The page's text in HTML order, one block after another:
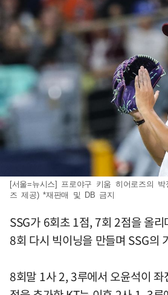
[서울=뉴시스] 프로야구 키움 히어로즈의
즈 제공) *재판매 및 DB 금지
SSG가 6회초 1점, 7회 2점을 올
8회 다시 빅이닝을 만들며 SSG의
8회말 1사 2, 3루에서 오윤석이 좌